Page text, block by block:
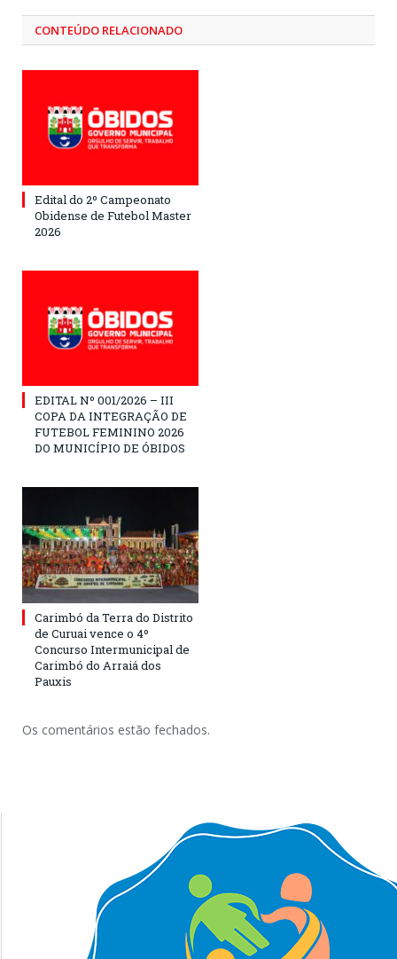
CONTEÚDO RELACIONADO
Edital do 2º Campeonato
Obidense de Futebol Master
2026
EDITAL Nº 001/2026 – III
COPA DA INTEGRAÇÃO DE
FUTEBOL FEMININO 2026
DO MUNICÍPIO DE ÓBIDOS
Carimbó da Terra do Distrito
de Curuai vence o 4º
Concurso Intermunicipal de
Carimbó do Arraiá dos
Pauxis
Os comentários estão fechados.